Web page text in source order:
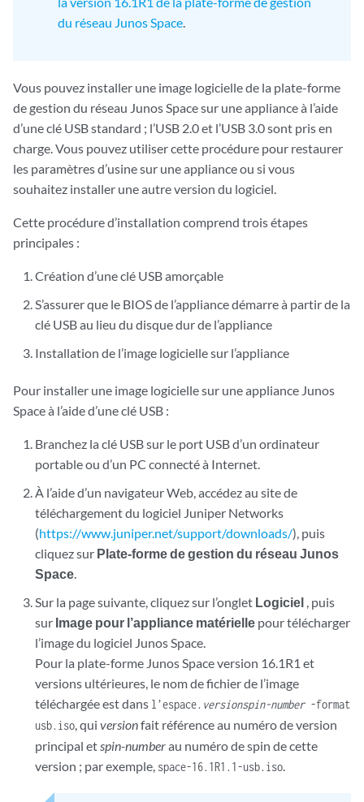
du réseau Junos Space.
Vous pouvez installer une image logicielle de la plate-forme
de gestion du réseau Junos Space sur une appliance à l’aide
d’une clé USB standard ; l’USB 2.0 et l’USB 3.0 sont pris en
charge. Vous pouvez utiliser cette procédure pour restaurer
les paramètres d’usine sur une appliance ou si vous
souhaitez installer une autre version du logiciel.
Cette procédure d’installation comprend trois étapes
principales :
Création d’une clé USB amorçable
S’assurer que le BIOS de l’appliance démarre à partir de la
clé USB au lieu du disque dur de l’appliance
Installation de l’image logicielle sur l’appliance
Pour installer une image logicielle sur une appliance Junos
Space à l’aide d’une clé USB :
Branchez la clé USB sur le port USB d’un ordinateur
portable ou d’un PC connecté à Internet.
À l’aide d’un navigateur Web, accédez au site de
téléchargement du logiciel Juniper Networks
(https://www.juniper.net/support/downloads/), puis
cliquez sur Plate-forme de gestion du réseau Junos
Space.
Sur la page suivante, cliquez sur l’onglet Logiciel , puis
sur Image pour l’appliance matérielle pour télécharger
l’image du logiciel Junos Space.
Pour la plate-forme Junos Space version 16.1R1 et
versions ultérieures, le nom de fichier de l’image
téléchargée est dans l’espace. versionspin-number-format
usb.iso, quiversionfait référence au numéro de version
principal etspin-numberau numéro de spin de cette
version ; par exemple, space-16.1R1.1-usb.iso.